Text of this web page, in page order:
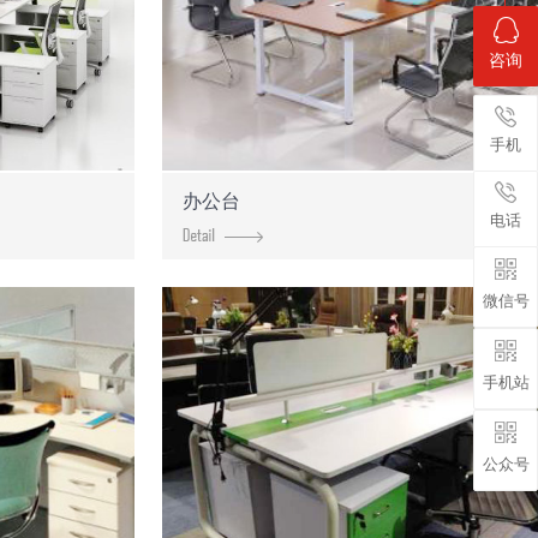
办公台
咨询
手机
电话
微信号
手机站
公众号